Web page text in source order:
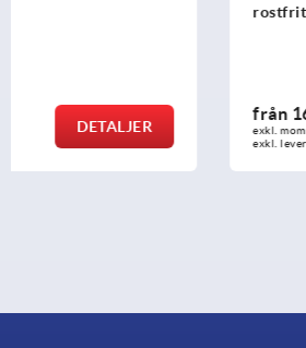
från
exkl. moms
exkl. leveranskostnader
DETALJER